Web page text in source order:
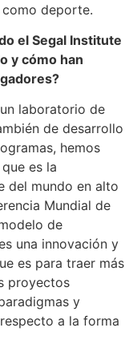
deporte.
el Segal Institute
y cómo han
laboratorio de
de desarrollo
hemos
es la
del mundo en alto
Mundial de
de
una innovación y
es para traer más
proyectos
y
a la forma